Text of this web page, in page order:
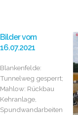
Bilder vom
16.07.2021
Blankenfelde:
Tunnelweg gesperrt;
Mahlow: Rückbau
Kehranlage,
Spundwandarbeiten